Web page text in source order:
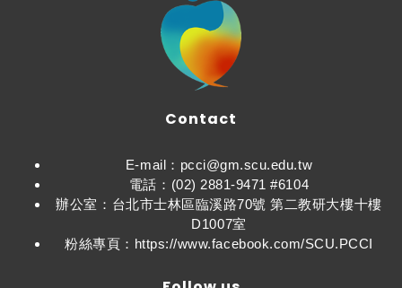
Contact
E-mail：pcci@gm.scu.edu.tw
電話：(02) 2881-9471 #6104
辦公室：台北市士林區臨溪路70號 第二教研大樓十樓
D1007室
粉絲專頁：https://www.facebook.com/SCU.PCCI